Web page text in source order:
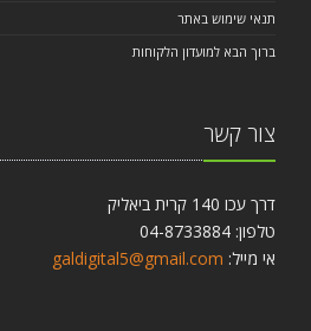
תנאי שימוש באתר
ברוך הבא למועדון הלקוחות
צור קשר
דרך עכו 140 קרית ביאליק
טלפון: 04-8733884
אי מייל:galdigital5@gmail.com